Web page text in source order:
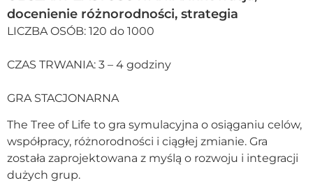
docenienie różnorodności, strategia
LICZBA OSÓB: 120 do 1000
CZAS TRWANIA: 3 – 4 godziny
GRA STACJONARNA
The Tree of Life to gra symulacyjna o osiąganiu celów,
współpracy, różnorodności i ciągłej zmianie. Gra
została zaprojektowana z myślą o rozwoju i integracji
dużych grup.